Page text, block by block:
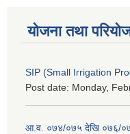
योजना तथा
SIP (Small Irrigation
Post date: Monday,
आ.व. ०७४/०७५ देखि ०७६/